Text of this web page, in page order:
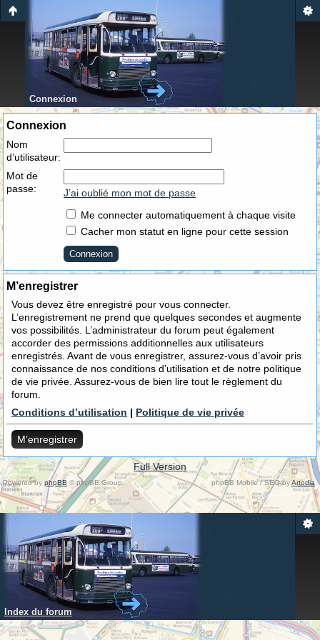
Connexion
Connexion
Nom
d’utilisateur:
Mot de
passe:
J’ai oublié mon mot de passe
Me connecter automatiquement à chaque visite
Cacher mon statut en ligne pour cette session
M’enregistrer
Vous devez être enregistré pour vous connecter.
L’enregistrement ne prend que quelques secondes et augmente
vos possibilités. L’administrateur du forum peut également
accorder des permissions additionnelles aux utilisateurs
enregistrés. Avant de vous enregistrer, assurez-vous d’avoir pris
connaissance de nos conditions d’utilisation et de notre politique
de vie privée. Assurez-vous de bien lire tout le règlement du
forum.
Conditions d’utilisation | Politique de vie privée
M’enregistrer
Full Version
Powered byphpBB © phpBB Group. phpBB Mobile / SEO byArtodia .
Index du forum